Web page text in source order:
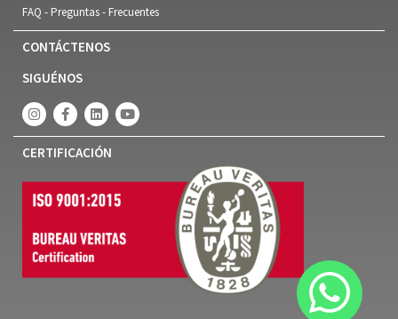
FAQ - Preguntas - Frecuentes
CONTÁCTENOS
SIGUÉNOS
CERTIFICACIÓN